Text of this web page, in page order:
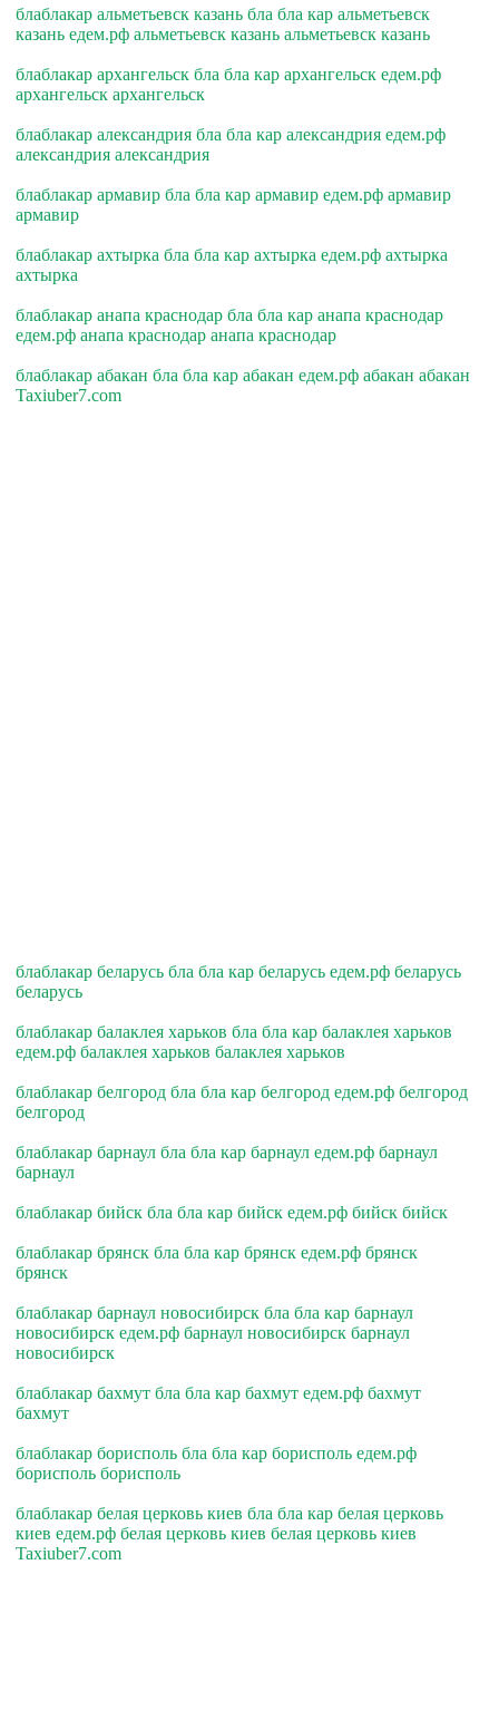
блаблакар альметьевск казань бла бла кар альметьевск
казань едем.рф альметьевск казань альметьевск казань
блаблакар архангельск бла бла кар архангельск едем.рф
архангельск архангельск
блаблакар александрия бла бла кар александрия едем.рф
александрия александрия
блаблакар армавир бла бла кар армавир едем.рф армавир
армавир
блаблакар ахтырка бла бла кар ахтырка едем.рф ахтырка
ахтырка
блаблакар анапа краснодар бла бла кар анапа краснодар
едем.рф анапа краснодар анапа краснодар
блаблакар абакан бла бла кар абакан едем.рф абакан абакан
Taxiuber7.com
блаблакар беларусь бла бла кар беларусь едем.рф беларусь
беларусь
блаблакар балаклея харьков бла бла кар балаклея харьков
едем.рф балаклея харьков балаклея харьков
блаблакар белгород бла бла кар белгород едем.рф белгород
белгород
блаблакар барнаул бла бла кар барнаул едем.рф барнаул
барнаул
блаблакар бийск бла бла кар бийск едем.рф бийск бийск
блаблакар брянск бла бла кар брянск едем.рф брянск
брянск
блаблакар барнаул новосибирск бла бла кар барнаул
новосибирск едем.рф барнаул новосибирск барнаул
новосибирск
блаблакар бахмут бла бла кар бахмут едем.рф бахмут
бахмут
блаблакар борисполь бла бла кар борисполь едем.рф
борисполь борисполь
блаблакар белая церковь киев бла бла кар белая церковь
киев едем.рф белая церковь киев белая церковь киев
Taxiuber7.com